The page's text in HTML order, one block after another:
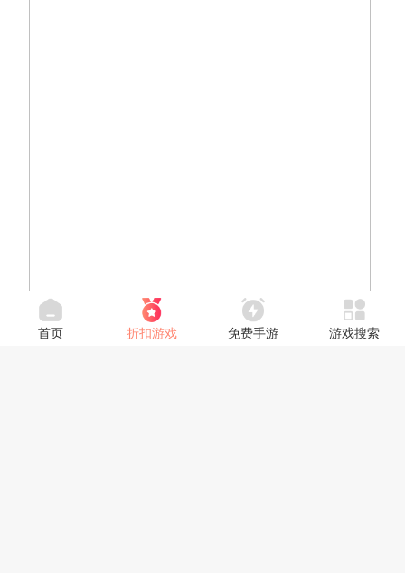
首页 折扣游戏 免费手游 游戏搜索